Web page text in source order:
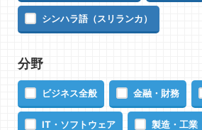
シンハラ語（スリランカ）
分野
ビジネス全般 金融・財務
IT・ソフトウェア 製造・工業